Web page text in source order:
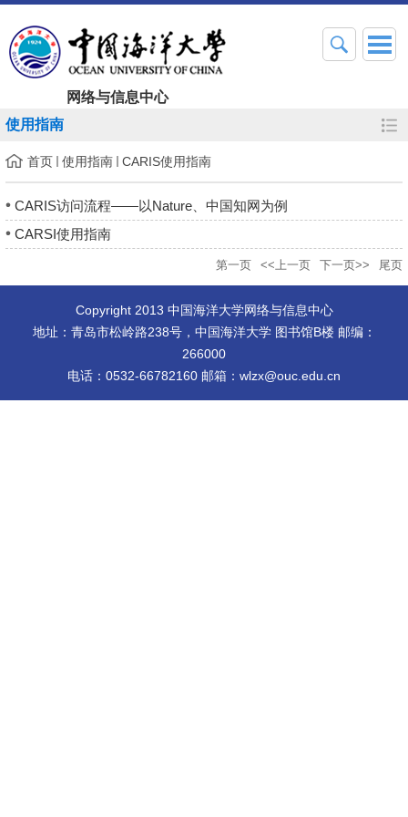
网络与信息中心
使用指南
首页 使用指南 CARIS使用指南
CARIS访问流程——以Nature、中国知网为例
CARSI使用指南
第一页 <<上一页 下一页>> 尾页
Copyright 2013 中国海洋大学网络与信息中心
地址：青岛市松岭路238号，中国海洋大学 图书馆B楼 邮编：
266000
电话：0532-66782160 邮箱：wlzx@ouc.edu.cn